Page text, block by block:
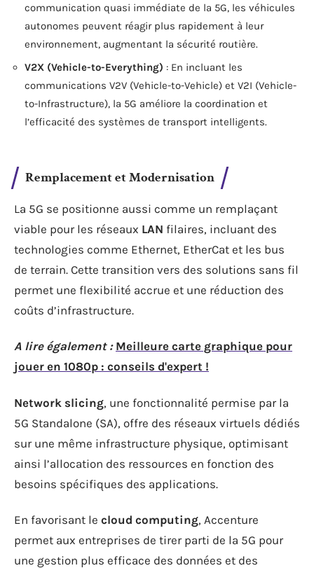
communication quasi immédiate de la 5G, les véhicules
autonomes peuvent réagir plus rapidement à leur
environnement, augmentant la sécurité routière.
V2X (Vehicle-to-Everything) : En incluant les
communications V2V (Vehicle-to-Vehicle) et V2I (Vehicle-
to-Infrastructure), la 5G améliore la coordination et
l’efficacité des systèmes de transport intelligents.
Remplacement et Modernisation
La 5G se positionne aussi comme un remplaçant
viable pour les réseaux LAN filaires, incluant des
technologies comme Ethernet, EtherCat et les bus
de terrain. Cette transition vers des solutions sans fil
permet une flexibilité accrue et une réduction des
coûts d’infrastructure.
A lire également : Meilleure carte graphique pour
jouer en 1080p : conseils d'expert !
Network slicing, une fonctionnalité permise par la
5G Standalone (SA), offre des réseaux virtuels dédiés
sur une même infrastructure physique, optimisant
ainsi l’allocation des ressources en fonction des
besoins spécifiques des applications.
En favorisant le cloud computing, Accenture
permet aux entreprises de tirer parti de la 5G pour
une gestion plus efficace des données et des